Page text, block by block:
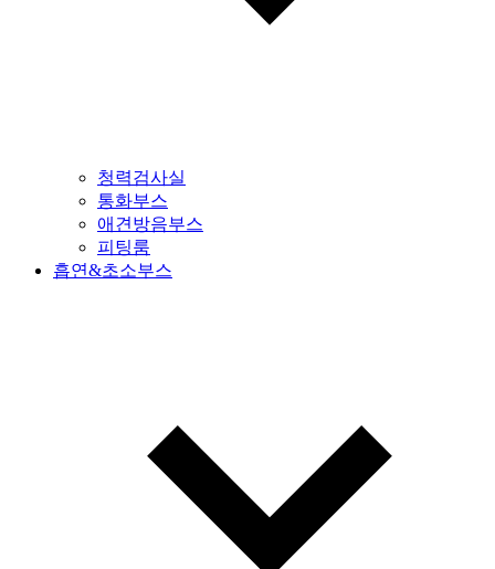
청력검사실
통화부스
애견방음부스
피팅룸
흡연&초소부스